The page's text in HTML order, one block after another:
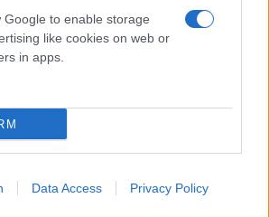
Google to enable storage
like cookies on web or
in apps.
Data Access Privacy Policy
ρέφερι φρόντισε να ζητήσει
ακυρωθέν γκολ. Τρία
επιστρέφει στην Ελλάδα
«ντέρμπι αιωνίων».